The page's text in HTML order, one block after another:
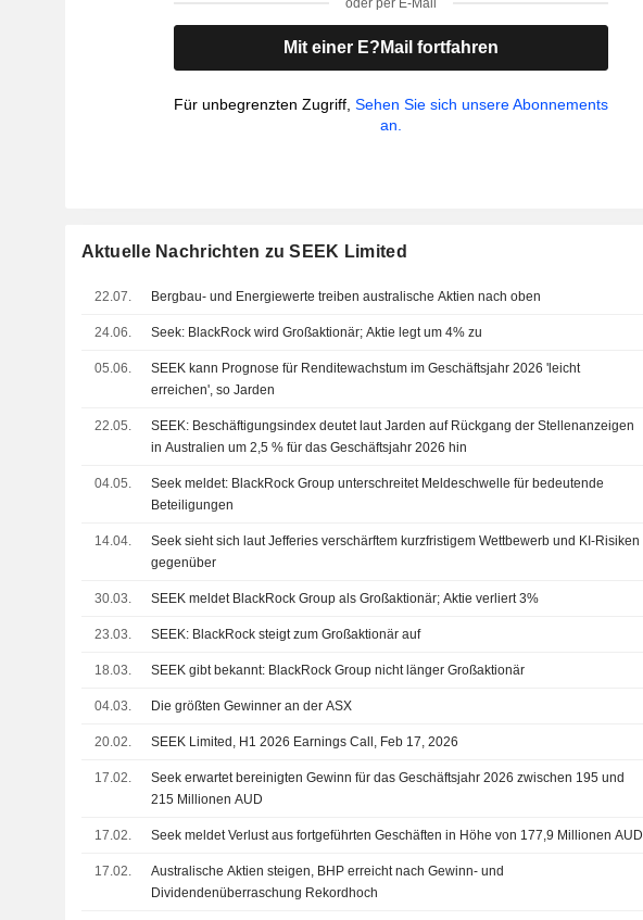
oder per E-Mail
Mit einer E?Mail fortfahren
Für unbegrenzten Zugriff,Sehen Sie sich unsere Abonnements
an.
Aktuelle Nachrichten zu SEEK Limited
22.07. Bergbau- und Energiewerte treiben australische Aktien nach oben
24.06. Seek: BlackRock wird Großaktionär; Aktie legt um 4% zu
05.06.
SEEK kann Prognose für Renditewachstum im Geschäftsjahr 2026 'leicht
erreichen', so Jarden
22.05.
SEEK: Beschäftigungsindex deutet laut Jarden auf Rückgang der Stellenanzeigen
in Australien um 2,5 % für das Geschäftsjahr 2026 hin
04.05.
Seek meldet: BlackRock Group unterschreitet Meldeschwelle für bedeutende
Beteiligungen
14.04.
Seek sieht sich laut Jefferies verschärftem kurzfristigem Wettbewerb und KI-Risiken
gegenüber
30.03. SEEK meldet BlackRock Group als Großaktionär; Aktie verliert 3%
23.03. SEEK: BlackRock steigt zum Großaktionär auf
18.03. SEEK gibt bekannt: BlackRock Group nicht länger Großaktionär
04.03. Die größten Gewinner an der ASX
20.02. SEEK Limited, H1 2026 Earnings Call, Feb 17, 2026
17.02.
Seek erwartet bereinigten Gewinn für das Geschäftsjahr 2026 zwischen 195 und
215 Millionen AUD
17.02. Seek meldet Verlust aus fortgeführten Geschäften in Höhe von 177,9 Millionen AUD
17.02.
Australische Aktien steigen, BHP erreicht nach Gewinn- und
Dividendenüberraschung Rekordhoch